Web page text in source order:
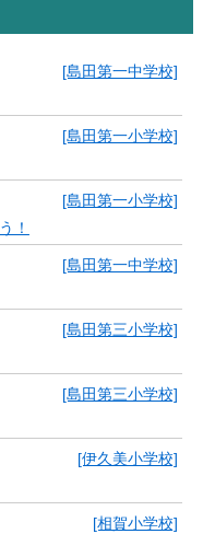
[島田第一中学校]
[島田第一小学校]
[島田第一小学校]
！
[島田第一中学校]
[島田第三小学校]
[島田第三小学校]
[伊久美小学校]
[相賀小学校]